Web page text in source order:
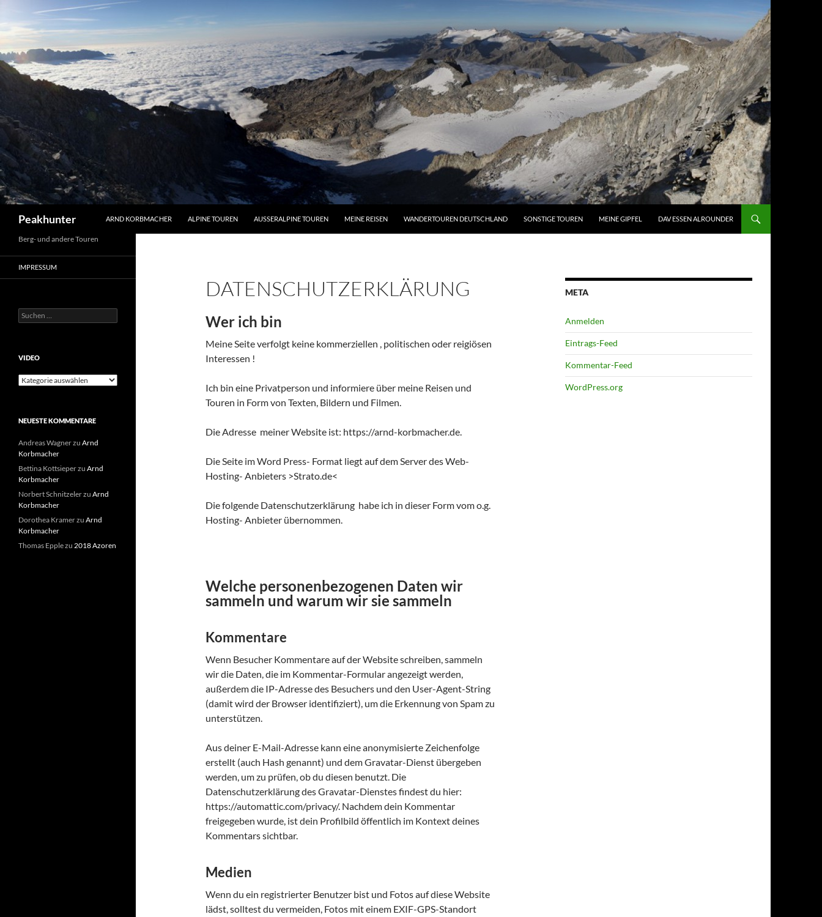
Inhalt
springen
Peakhunter ARND KORBMACHER ALPINE TOUREN AUSSERALPINE TOUREN MEINE REISEN WANDERTOUREN DEUTSCHLAND SONSTIGE TOUREN MEINE GIPFEL DAV ESSEN ALROUNDER
DATENSCHUTZERKLÄRUNG
Wer ich bin
Meine Seite verfolgt keine kommerziellen , politischen oder reigiösen
Interessen !
Ich bin eine Privatperson und informiere über meine Reisen und
Touren in Form von Texten, Bildern und Filmen.
Die Adresse meiner Website ist: https://arnd-korbmacher.de.
Die Seite im Word Press- Format liegt auf dem Server des Web-
Hosting- Anbieters >Strato.de<
Die folgende Datenschutzerklärung habe ich in dieser Form vom o.g.
Hosting- Anbieter übernommen.
Welche personenbezogenen Daten wir
sammeln und warum wir sie sammeln
Kommentare
Wenn Besucher Kommentare auf der Website schreiben, sammeln
wir die Daten, die im Kommentar-Formular angezeigt werden,
außerdem die IP-Adresse des Besuchers und den User-Agent-String
(damit wird der Browser identifiziert), um die Erkennung von Spam zu
unterstützen.
Aus deiner E-Mail-Adresse kann eine anonymisierte Zeichenfolge
erstellt (auch Hash genannt) und dem Gravatar-Dienst übergeben
werden, um zu prüfen, ob du diesen benutzt. Die
Datenschutzerklärung des Gravatar-Dienstes findest du hier:
https://automattic.com/privacy/. Nachdem dein Kommentar
freigegeben wurde, ist dein Profilbild öffentlich im Kontext deines
Kommentars sichtbar.
Medien
Wenn du ein registrierter Benutzer bist und Fotos auf diese Website
lädst, solltest du vermeiden, Fotos mit einem EXIF-GPS-Standort
META
Anmelden
Eintrags-Feed
Kommentar-Feed
WordPress.org
Berg- und andere Touren
IMPRESSUM
Suchen
nach:
VIDEO
Video
NEUESTE KOMMENTARE
Andreas Wagnerzu Arnd
Korbmacher
Bettina Kottsieperzu Arnd
Korbmacher
Norbert Schnitzelerzu Arnd
Korbmacher
Dorothea Kramerzu Arnd
Korbmacher
Thomas Epplezu 2018 Azoren